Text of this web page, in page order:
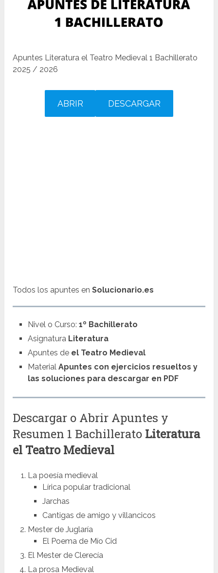
Apuntes Literatura el Teatro Medieval 1 Bachillerato
2025 / 2026
ABRIR DESCARGAR
Todos los apuntes enSolucionario.es
Nivel o Curso: 1º Bachillerato
Asignatura Literatura
Apuntes de el Teatro Medieval
Material Apuntes con ejercicios resueltos y
las soluciones para descargar en PDF
Descargar o Abrir Apuntes y
Resumen 1 Bachillerato Literatura
el Teatro Medieval
La poesía medieval
Lírica popular tradicional
Jarchas
Cantigas de amigo y villancicos
Mester de Juglaría
El Poema de Mío Cid
El Mester de Clerecía
La prosa Medieval